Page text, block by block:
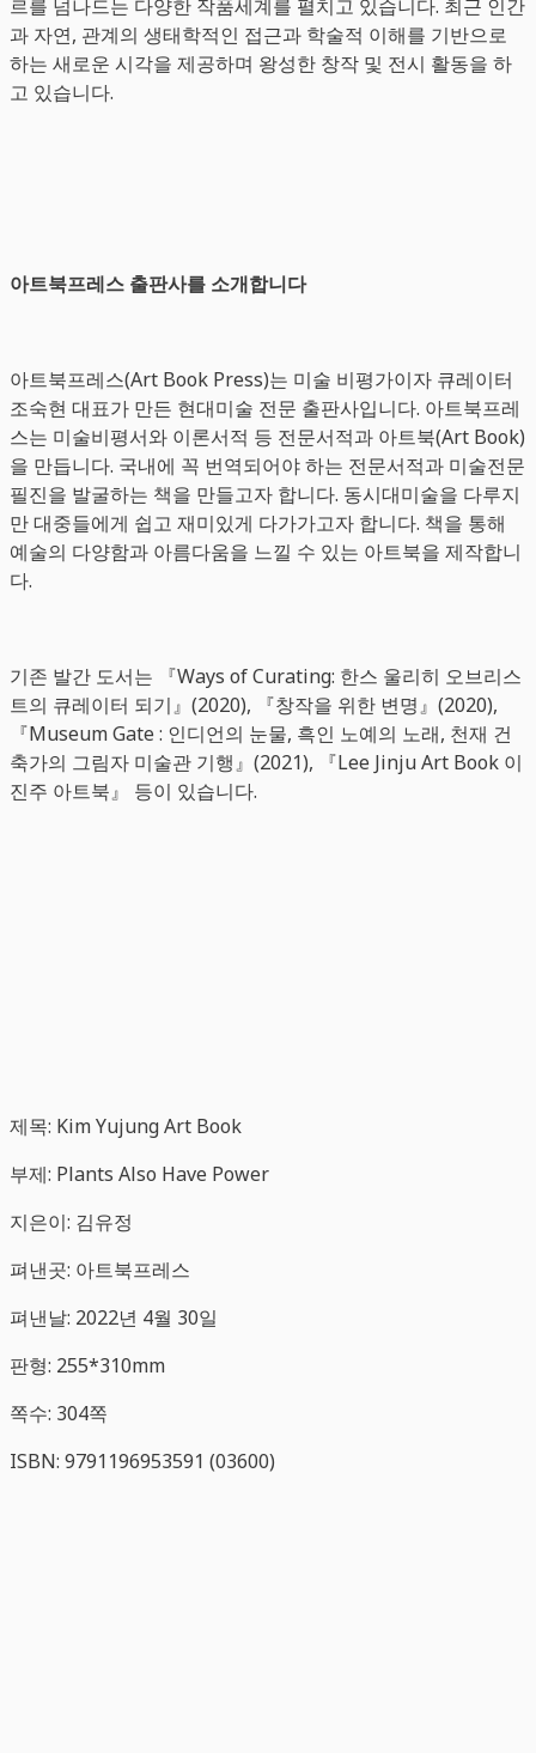
르를 넘나드는 다양한 작품세계를 펼치고 있습니다. 최근 인간
과 자연, 관계의 생태학적인 접근과 학술적 이해를 기반으로
하는 새로운 시각을 제공하며 왕성한 창작 및 전시 활동을 하
고 있습니다.
아트북프레스 출판사를 소개합니다
아트북프레스(Art Book Press)는 미술 비평가이자 큐레이터
조숙현 대표가 만든 현대미술 전문 출판사입니다. 아트북프레
스는 미술비평서와 이론서적 등 전문서적과 아트북(Art Book)
을 만듭니다. 국내에 꼭 번역되어야 하는 전문서적과 미술전문
필진을 발굴하는 책을 만들고자 합니다. 동시대미술을 다루지
만 대중들에게 쉽고 재미있게 다가가고자 합니다. 책을 통해
예술의 다양함과 아름다움을 느낄 수 있는 아트북을 제작합니
다.
기존 발간 도서는 『Ways of Curating: 한스 울리히 오브리스
트의 큐레이터 되기』(2020), 『창작을 위한 변명』(2020),
『Museum Gate : 인디언의 눈물, 흑인 노예의 노래, 천재 건
축가의 그림자 미술관 기행』(2021), 『Lee Jinju Art Book 이
진주 아트북』 등이 있습니다.
제목: Kim Yujung Art Book
부제: Plants Also Have Power
지은이: 김유정
펴낸곳: 아트북프레스
펴낸날: 2022년 4월 30일
판형: 255*310mm
쪽수: 304쪽
ISBN: 9791196953591 (03600)